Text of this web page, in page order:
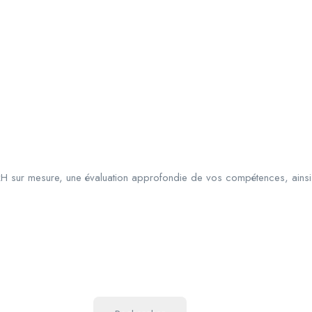
sur mesure, une évaluation approfondie de vos compétences, ainsi